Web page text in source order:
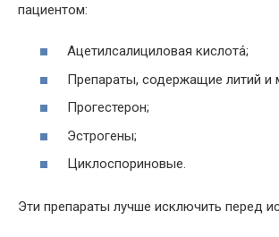
пациентом:
Ацетилсалициловая кислота́;
Препараты, содержащие литий и
Прогестерон;
Эстрогены;
Циклоспориновые.
Эти препараты лучше исключить перед